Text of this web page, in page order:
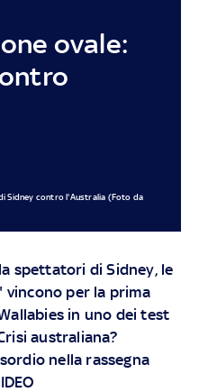
ovale:
Sidney contro l'Australia (Foto da
spettatori di Sidney, le
vincono per la prima
in uno dei test
australiana?
nella rassegna